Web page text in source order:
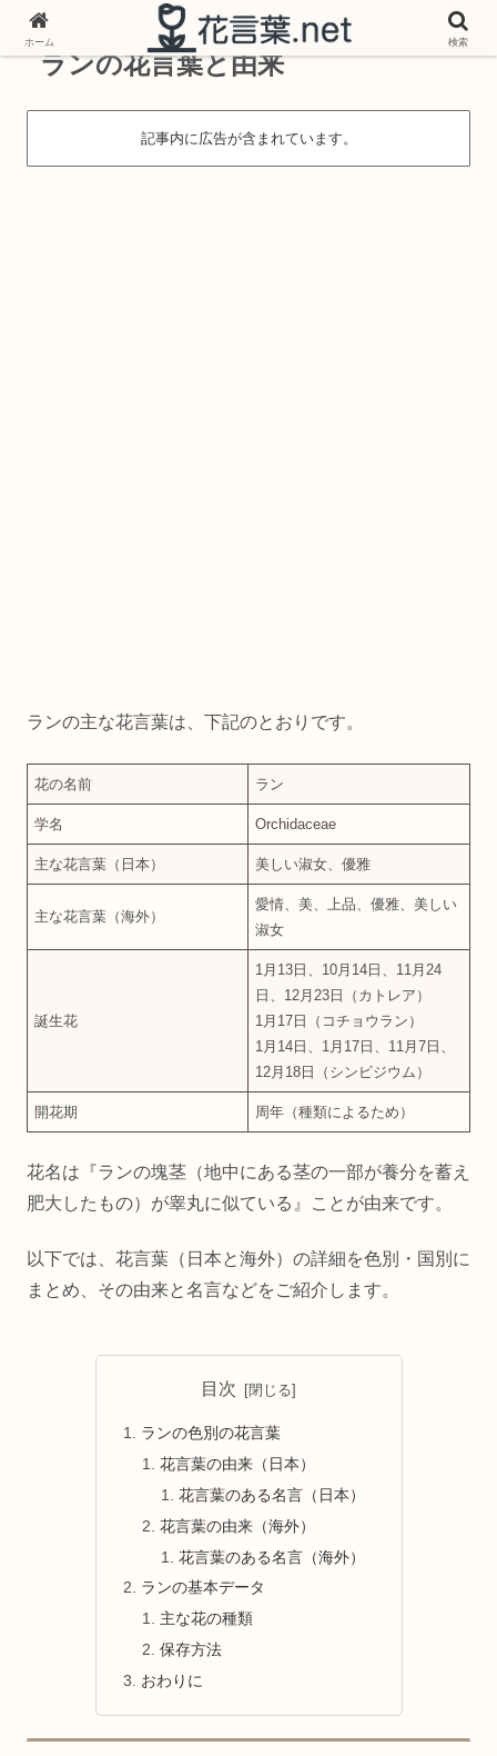
ランの花言葉と由来
記事内に広告が含まれています。
ランの主な花言葉は、下記のとおりです。
花の名前 ラン
学名 Orchidaceae
主な花言葉（日本） 美しい淑女、優雅
主な花言葉（海外）
愛情、美、上品、優雅、美しい
淑女
誕生花
1月13日、10月14日、11月24
日、12月23日（カトレア）
1月17日（コチョウラン）
1月14日、1月17日、11月7日、
12月18日（シンビジウム）
開花期 周年（種類によるため）
花名は『ランの塊茎（地中にある茎の一部が養分を蓄え
肥大したもの）が睾丸に似ている』ことが由来です。
以下では、花言葉（日本と海外）の詳細を色別・国別に
まとめ、その由来と名言などをご紹介します。
目次
ランの色別の花言葉
花言葉の由来（日本）
花言葉のある名言（日本）
花言葉の由来（海外）
花言葉のある名言（海外）
ランの基本データ
主な花の種類
保存方法
おわりに
ホーム 検索